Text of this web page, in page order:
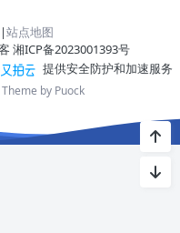
|站点地图
湘ICP备2023001393号
提供安全防护和加速服务
Theme by Puock